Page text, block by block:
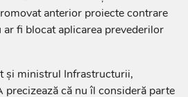
anterior proiecte contrare
fi blocat aplicarea prevederilor
și ministrul Infrastructurii,
că nu îl consideră parte